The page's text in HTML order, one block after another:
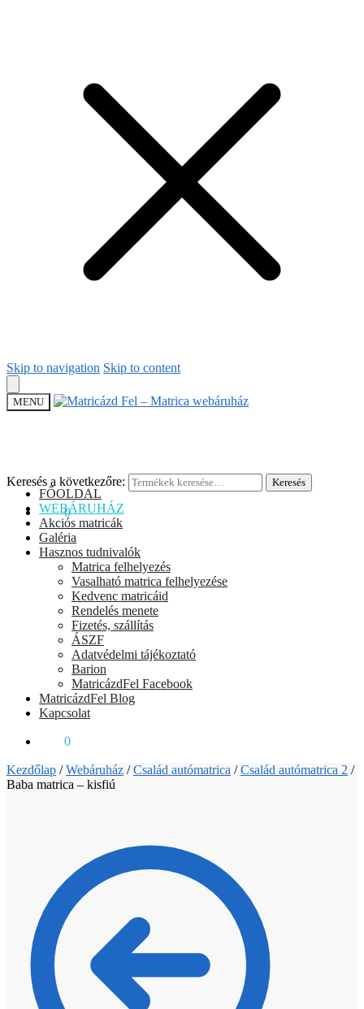
Skip to navigation Skip to content
MENU
Keresés a következőre: Keresés
0Ft 0
FŐOLDAL
WEBÁRUHÁZ
Akciós matricák
Galéria
Hasznos tudnivalók
Matrica felhelyezés
Vasalható matrica felhelyezése
Kedvenc matricáid
Rendelés menete
Fizetés, szállítás
ÁSZF
Adatvédelmi tájékoztató
Barion
MatricázdFel Facebook
MatricázdFel Blog
Kapcsolat
0
Kezdőlap /Webáruház /Család autómatrica /Család autómatrica 2 /
Baba matrica – kisfiú